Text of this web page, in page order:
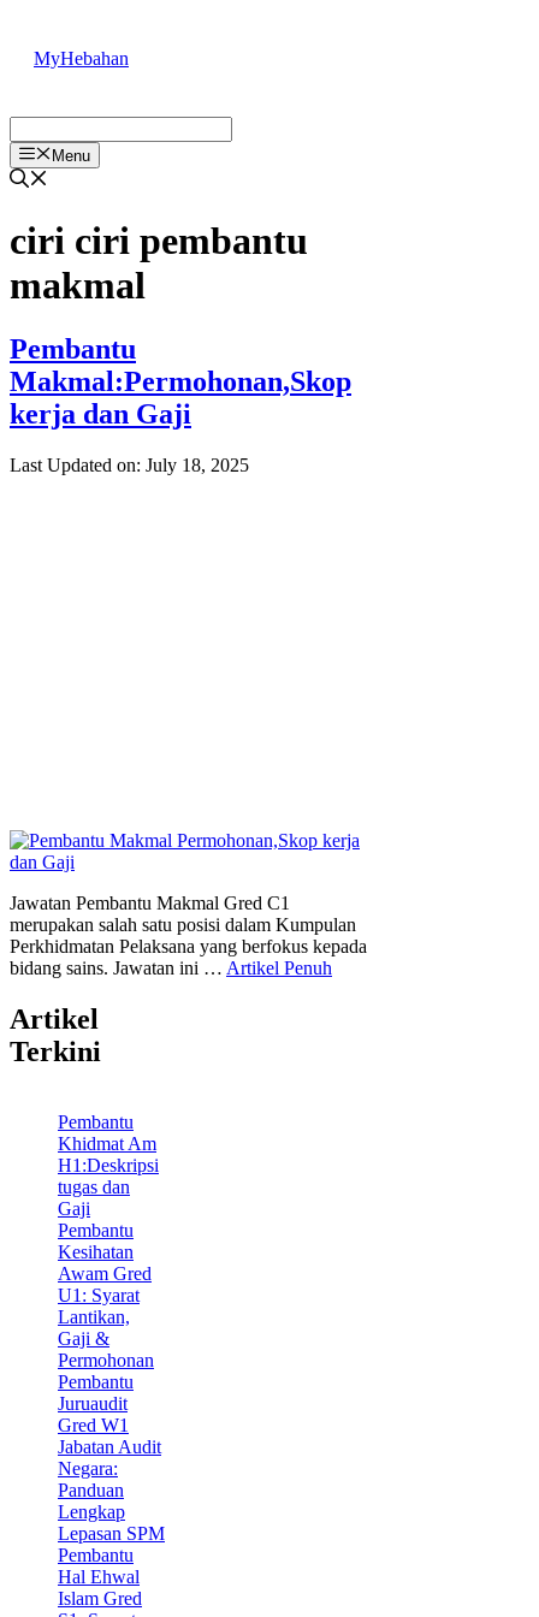
content
MyHebahan
Menu
ciri ciri pembantu
makmal
Pembantu
Makmal:Permohonan,Skop
kerja dan Gaji
Last Updated on: July 18, 2025
Jawatan Pembantu Makmal Gred C1
merupakan salah satu posisi dalam Kumpulan
Perkhidmatan Pelaksana yang berfokus kepada
bidang sains. Jawatan ini … Artikel Penuh
Artikel
Terkini
Pembantu
Khidmat Am
H1:Deskripsi
tugas dan
Gaji
Pembantu
Kesihatan
Awam Gred
U1: Syarat
Lantikan,
Gaji &
Permohonan
Pembantu
Juruaudit
Gred W1
Jabatan Audit
Negara:
Panduan
Lengkap
Lepasan SPM
Pembantu
Hal Ehwal
Islam Gred